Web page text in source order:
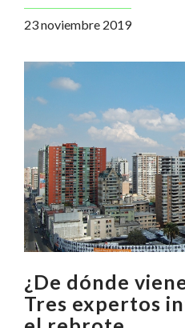
23 noviembre 2019
¿De dónde
Tres expertos